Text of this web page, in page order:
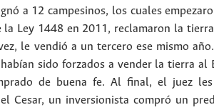
a 12 campesinos, los cuales
la Ley 1448 en 2011, reclamaron la
le vendió a un tercero ese mismo
sido forzados a vender la tierra
de buena fe. Al final, el juez
Cesar, un inversionista compró un